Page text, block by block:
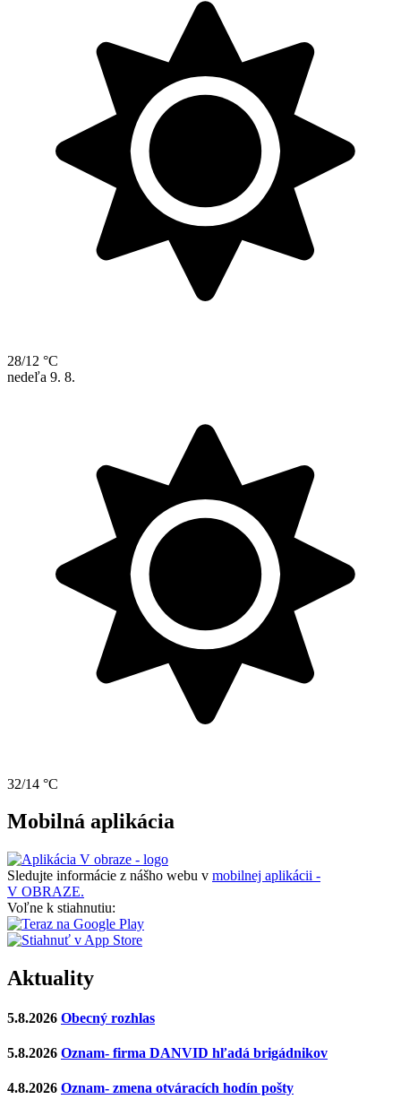
28/12 °C
nedeľa 9. 8.
32/14 °C
Mobilná aplikácia
Sledujte informácie z nášho webu v mobilnej aplikácii -
V OBRAZE.
Voľne k stiahnutiu:
Aktuality
5.8.2026 Obecný rozhlas
5.8.2026 Oznam- firma DANVID hľadá brigádnikov
4.8.2026 Oznam- zmena otváracích hodín pošty